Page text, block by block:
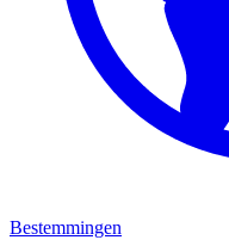
Bestemmingen